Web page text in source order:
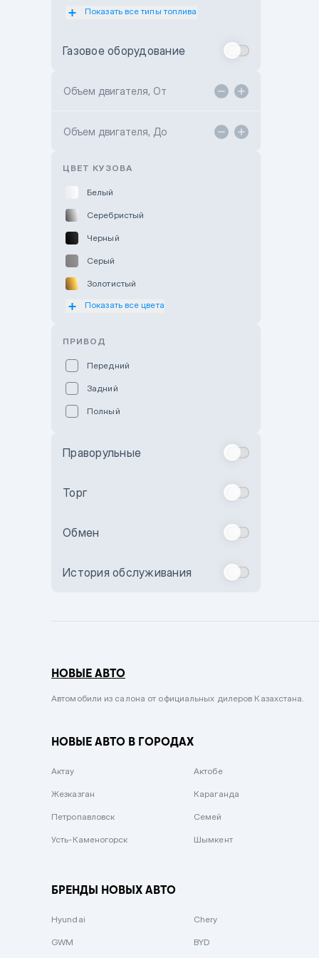
Subaru Motor Almaty
Toyota Kokshetau
Hyundai ShymCity
Показать все типы топлива
Газовое оборудование
Объем двигателя, От
Объем двигателя, До
ЦВЕТ КУЗОВА
Белый
Серебристый
Черный
Серый
Золотистый
Оранжевый
Бежевый
Комбинированный
Сиреневый металлик
Вишневый
Зеленый металлик
Показать все цвета
ПРИВОД
Передний
Задний
Полный
Праворульные
Торг
Обмен
История обслуживания
НОВЫЕ АВТО
Автомобили из салона от официальных дилеров Казахстана.
НОВЫЕ АВТО В ГОРОДАХ
Актау Актобе
Жезказган Караганда
Петропавловск Семей
Усть-Каменогорск Шымкент
БРЕНДЫ НОВЫХ АВТО
Hyundai Chery
GWM BYD